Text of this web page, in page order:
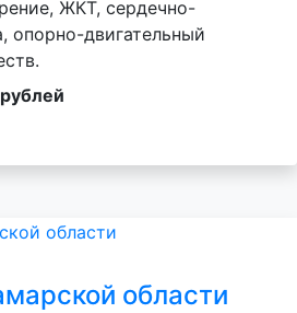
ЖКТ, сердечно-
опорно-двигательный
области